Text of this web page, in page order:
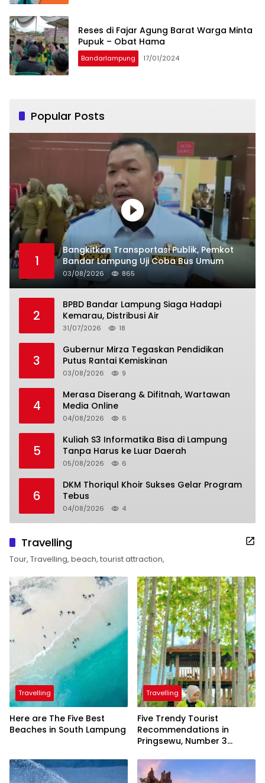
Reses di Fajar Agung Barat Warga Minta
Pupuk – Obat Hama
Bandarlampung 17/01/2024
Popular Posts
1
Bangkitkan Transportasi Publik, Pemkot
Bandar Lampung Uji Coba Bus Umum
03/08/2026 865
2
BPBD Bandar Lampung Siaga Hadapi
Kemarau, Distribusi Air
31/07/2026 18
3
Gubernur Mirza Tegaskan Pendidikan
Putus Rantai Kemiskinan
03/08/2026 9
4
Merasa Diserang & Difitnah, Wartawan
Media Online
04/08/2026 6
5
Kuliah S3 Informatika Bisa di Lampung
Tanpa Harus ke Luar Daerah
05/08/2026 6
6
DKM Thoriqul Khoir Sukses Gelar Program
Tebus
04/08/2026 4
Travelling
Tour, Travelling, beach, tourist attraction,
Travelling
Here are The Five Best
Beaches in South Lampung
Travelling
Five Trendy Tourist
Recommendations in
Pringsewu, Number 3
President